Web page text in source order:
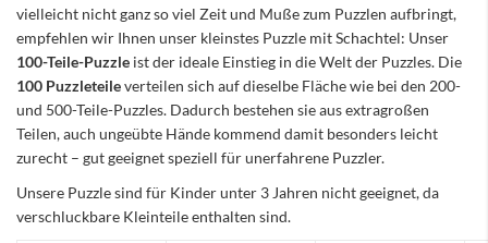
vielleicht nicht ganz so viel Zeit und Muße zum Puzzlen aufbringt,
empfehlen wir Ihnen unser kleinstes Puzzle mit Schachtel: Unser
100-Teile-Puzzle ist der ideale Einstieg in die Welt der Puzzles. Die
100 Puzzleteileverteilen sich auf dieselbe Fläche wie bei den 200-
und 500-Teile-Puzzles. Dadurch bestehen sie aus extragroßen
Teilen, auch ungeübte Hände kommend damit besonders leicht
zurecht – gut geeignet speziell für unerfahrene Puzzler.
Unsere Puzzle sind für Kinder unter 3 Jahren nicht geeignet, da
verschluckbare Kleinteile enthalten sind.